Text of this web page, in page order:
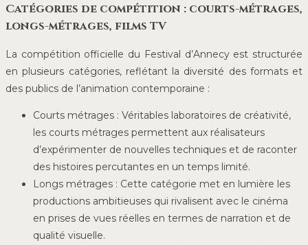
Catégories de compétition : courts-métrages,
longs-métrages, films TV
La compétition officielle du Festival d’Annecy est structurée
en plusieurs catégories, reflétant la diversité des formats et
des publics de l’animation contemporaine :
Courts métrages : Véritables laboratoires de créativité,
les courts métrages permettent aux réalisateurs
d’expérimenter de nouvelles techniques et de raconter
des histoires percutantes en un temps limité.
Longs métrages : Cette catégorie met en lumière les
productions ambitieuses qui rivalisent avec le cinéma
en prises de vues réelles en termes de narration et de
qualité visuelle.